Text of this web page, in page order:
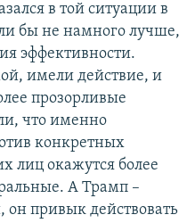
в той ситуации в
бы не намного лучше,
эффективности.
имели действие, и
прозорливые
что именно
конкретных
лиц окажутся более
А Трамп –
он привык действовать